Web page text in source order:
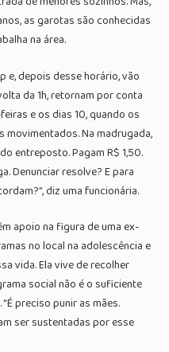
as garotas são conhecidas
na área.
e, depois desse horário, vão
da 1h, retornam por conta
e os dias 10, quando os
movimentados. Na madrugada,
entreposto. Pagam R$ 1,50.
Denunciar resolve? E para
diz uma funcionária.
apoio na figura de uma ex-
no local na adolescência e
vida. Ela vive de recolher
social não é o suficiente
preciso punir as mães.
ser sustentadas por esse